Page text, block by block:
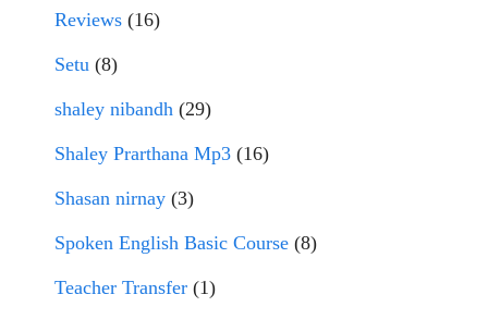
Reviews (16)
Setu (8)
shaley nibandh (29)
Shaley Prarthana Mp3 (16)
Shasan nirnay (3)
Spoken English Basic Course (8)
Teacher Transfer (1)